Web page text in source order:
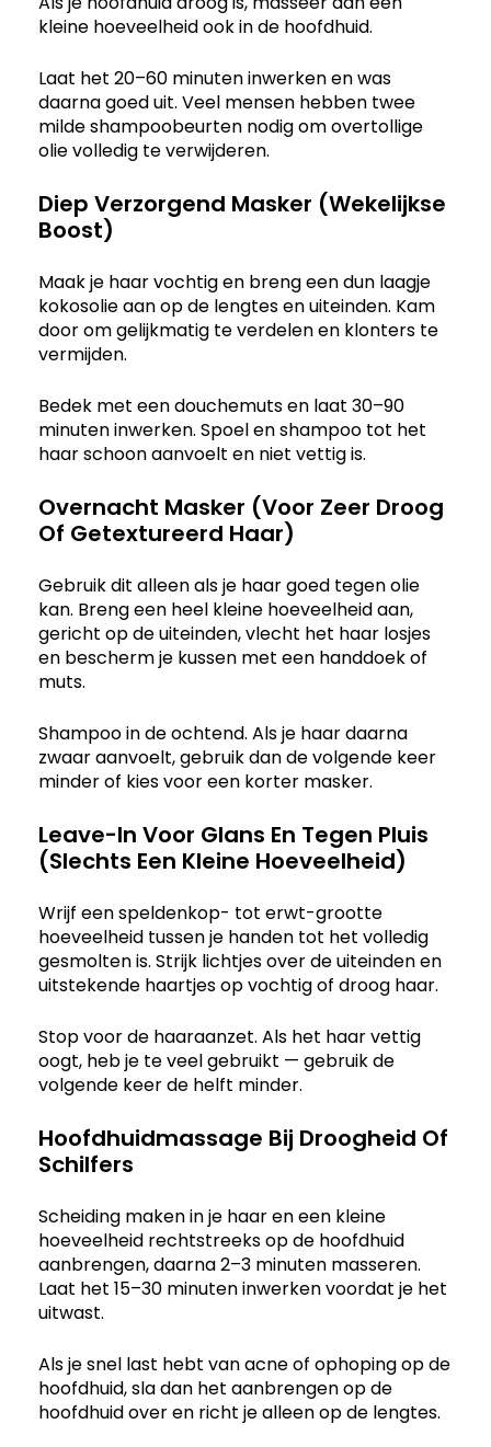
kleine hoeveelheid ook in de hoofdhuid.
Laat het 20–60 minuten inwerken en was
daarna goed uit. Veel mensen hebben twee
milde shampoobeurten nodig om overtollige
olie volledig te verwijderen.
Diep Verzorgend Masker (Wekelijkse
Boost)
Maak je haar vochtig en breng een dun laagje
kokosolie aan op de lengtes en uiteinden. Kam
door om gelijkmatig te verdelen en klonters te
vermijden.
Bedek met een douchemuts en laat 30–90
minuten inwerken. Spoel en shampoo tot het
haar schoon aanvoelt en niet vettig is.
Overnacht Masker (Voor Zeer Droog
Of Getextureerd Haar)
Gebruik dit alleen als je haar goed tegen olie
kan. Breng een heel kleine hoeveelheid aan,
gericht op de uiteinden, vlecht het haar losjes
en bescherm je kussen met een handdoek of
muts.
Shampoo in de ochtend. Als je haar daarna
zwaar aanvoelt, gebruik dan de volgende keer
minder of kies voor een korter masker.
Leave-In Voor Glans En Tegen Pluis
(Slechts Een Kleine Hoeveelheid)
Wrijf een speldenkop- tot erwt-grootte
hoeveelheid tussen je handen tot het volledig
gesmolten is. Strijk lichtjes over de uiteinden en
uitstekende haartjes op vochtig of droog haar.
Stop voor de haaraanzet. Als het haar vettig
oogt, heb je te veel gebruikt — gebruik de
volgende keer de helft minder.
Hoofdhuidmassage Bij Droogheid Of
Schilfers
Scheiding maken in je haar en een kleine
hoeveelheid rechtstreeks op de hoofdhuid
aanbrengen, daarna 2–3 minuten masseren.
Laat het 15–30 minuten inwerken voordat je het
uitwast.
Als je snel last hebt van acne of ophoping op de
hoofdhuid, sla dan het aanbrengen op de
hoofdhuid over en richt je alleen op de lengtes.